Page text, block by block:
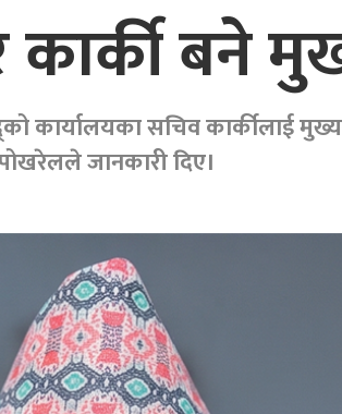
कार्की बने
कार्यालयका सचिव कार्कीलाई
जानकारी दिए।